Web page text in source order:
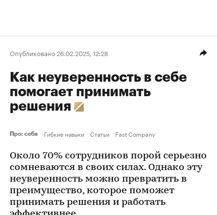
Опубликовано 26.02.2025, 12:28
Как неуверенность в себе
помогает принимать
решения
Про: себя Гибкие навыки Статьи Fast Company
Около 70% сотрудников порой серьезно
сомневаются в своих силах. Однако эту
неуверенность можно превратить в
преимущество, которое поможет
принимать решения и работать